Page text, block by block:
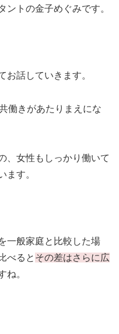
ントの金子めぐみです。
お話していきます。
働きがあたりまえにな
、女性もしっかり働いて
ます。
一般家庭と比較した場
べると その差はさらに広
ね。